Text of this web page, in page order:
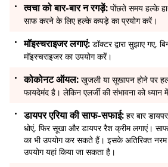
त्वचा को बार-बार न रगड़ें: पोंछते समय हल्के
साफ करने के लिए हल्के कपड़े का प्रयोग करें।
मॉइस्चराइजर लगाएं: डॉक्टर द्वारा सुझाए गए,
मॉइस्चराइजर का उपयोग करें।
कोकोनट ऑयल: खुजली या सूखापन होने पर
फायदेमंद है। लेकिन एलर्जी की संभावना को ध्यान
डायपर एरिया की साफ-सफाई: हर बार
धोएं, फिर सूखा और डायपर रैश क्रीम लगाएं।
का भी उपयोग कर सकते हैं। इसके अतिरिक्त नरम
उपयोग यहां किया जा सकता है।